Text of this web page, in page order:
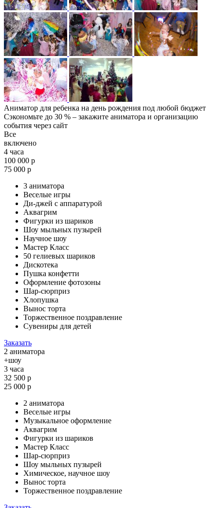
Аниматор для ребенка на день рождения под любой бюджет
Сэкономьте до 30 % – закажите аниматора и организацию
события через сайт
Все
включено
4 часа
100 000 р
75 000 р
3 аниматора
Веселые игры
Ди-джей с аппаратурой
Аквагрим
Фигурки из шариков
Шоу мыльных пузырей
Научное шоу
Мастер Класс
50 гелиевых шариков
Дискотека
Пушка конфетти
Оформление фотозоны
Шар-сюрприз
Хлопушка
Вынос торта
Торжественное поздравление
Сувениры для детей
Заказать
2 аниматора
+шоу
3 часа
32 500 р
25 000 р
2 аниматора
Веселые игры
Музыкальное оформление
Аквагрим
Фигурки из шариков
Мастер Класс
Шар-сюрприз
Шоу мыльных пузырей
Химическое, научное шоу
Вынос торта
Торжественное поздравление